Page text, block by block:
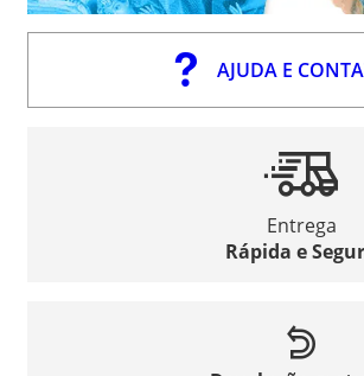
AJUDA E
Entrega
Rápida e